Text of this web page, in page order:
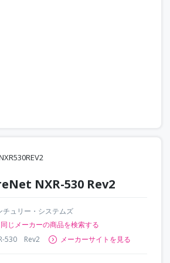
NXR-530 Rev2
チュリー・システムズ
同じメーカーの商品を検索する
530 Rev2 メーカーサイトを見る